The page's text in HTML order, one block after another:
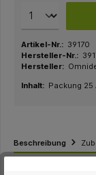
Artikel-Nr.: 39170
Hersteller-Nr.:
Hersteller:
Inhalt: Packung
Beschreibung